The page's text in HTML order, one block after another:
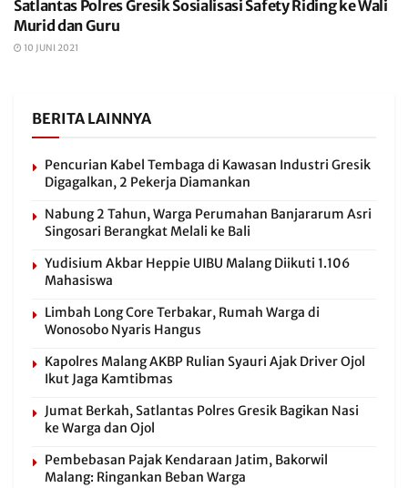
Satlantas Polres Gresik Sosialisasi Safety Riding ke Wali
Murid dan Guru
10 JUNI 2021
BERITA LAINNYA
Pencurian Kabel Tembaga di Kawasan Industri Gresik
Digagalkan, 2 Pekerja Diamankan
Nabung 2 Tahun, Warga Perumahan Banjararum Asri
Singosari Berangkat Melali ke Bali
Yudisium Akbar Heppie UIBU Malang Diikuti 1.106
Mahasiswa
Limbah Long Core Terbakar, Rumah Warga di
Wonosobo Nyaris Hangus
Kapolres Malang AKBP Rulian Syauri Ajak Driver Ojol
Ikut Jaga Kamtibmas
Jumat Berkah, Satlantas Polres Gresik Bagikan Nasi
ke Warga dan Ojol
Pembebasan Pajak Kendaraan Jatim, Bakorwil
Malang: Ringankan Beban Warga